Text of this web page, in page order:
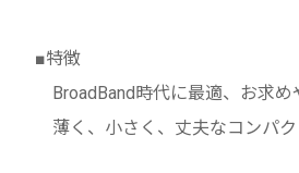
■特徴
BroadBand時代に最適、お求め
薄く、小さく、丈夫なコンパク